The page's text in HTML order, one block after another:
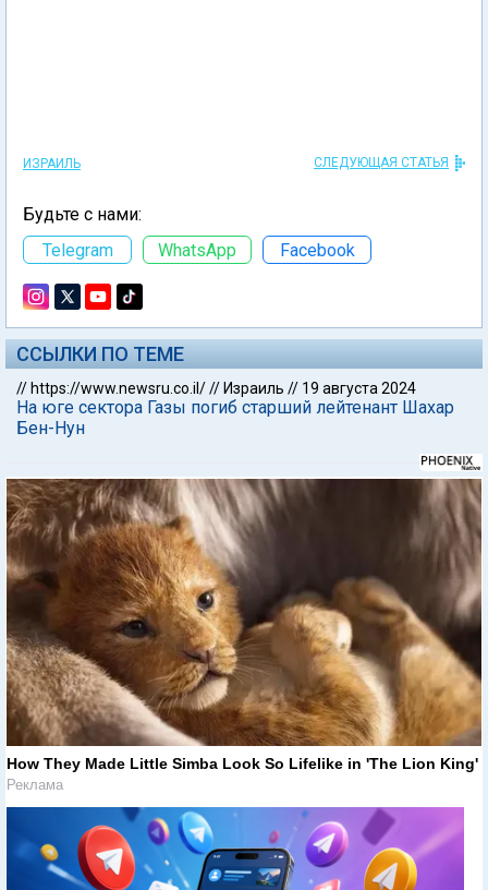
ИЗРАИЛЬ СЛЕДУЮЩАЯ СТАТЬЯ
Будьте с нами:
Telegram
WhatsApp Facebook
ССЫЛКИ ПО ТЕМЕ
// https://www.newsru.co.il/// Израиль // 19 августа 2024
На юге сектора Газы погиб старший лейтенант Шахар
Бен-Нун
How They Made Little Simba Look So Lifelike in 'The Lion King'
Реклама